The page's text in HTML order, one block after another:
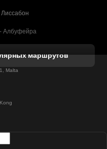
Албуфейра
- Лагос
- Мадрид
маршрутов
Malta